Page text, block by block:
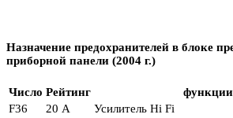
Назначение предохранителей в блоке
приборной панели (2004 г.)
Число Рейтинг
функции
F36
20 А
Усилитель Hi Fi